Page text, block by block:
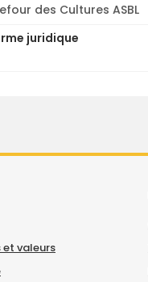
des Cultures ASBL
juridique
et valeurs